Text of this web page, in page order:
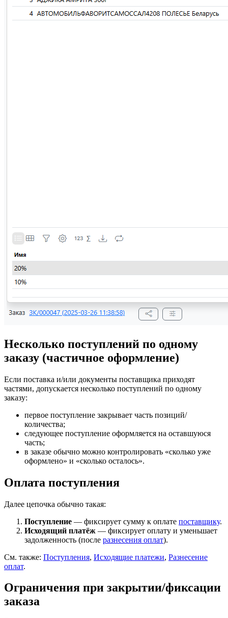
Несколько поступлений по одному
заказу (частичное оформление)
Если поставка и/или документы поставщика приходят
частями, допускается несколько поступлений по одному
заказу:
первое поступление закрывает часть позиций/
количества;
следующее поступление оформляется на оставшуюся
часть;
в заказе обычно можно контролировать «сколько уже
оформлено» и «сколько осталось».
Оплата поступления
Далее цепочка обычно такая:
Поступление — фиксирует сумму к оплате поставщику.
Исходящий платёж — фиксирует оплату и уменьшает
задолженность (после разнесения оплат).
См. также: Поступления, Исходящие платежи, Разнесение
оплат.
Ограничения при закрытии/фиксации
заказа